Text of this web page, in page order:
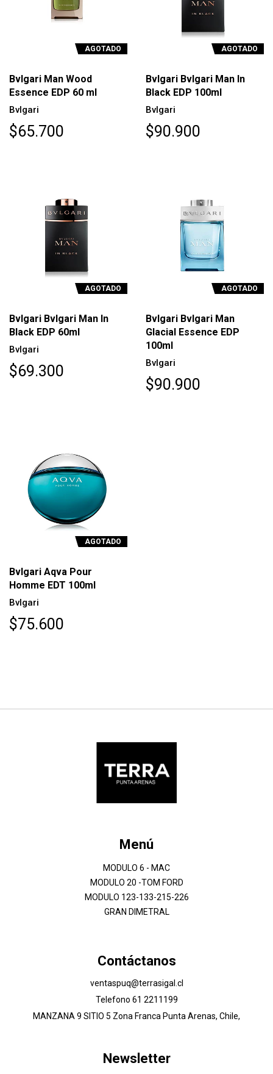
AGOTADO
Bvlgari Man Wood
Essence EDP 60 ml
Bvlgari
$65.700
AGOTADO
Bvlgari Bvlgari Man In
Black EDP 100ml
Bvlgari
$90.900
AGOTADO
Bvlgari Bvlgari Man In
Black EDP 60ml
Bvlgari
$69.300
AGOTADO
Bvlgari Bvlgari Man
Glacial Essence EDP
100ml
Bvlgari
$90.900
AGOTADO
Bvlgari Aqva Pour
Homme EDT 100ml
Bvlgari
$75.600
Menú
MODULO 6 - MAC
MODULO 20 -TOM FORD
MODULO 123-133-215-226
GRAN DIMETRAL
Contáctanos
ventaspuq@terrasigal.cl
Telefono 61 2211199
MANZANA 9 SITIO 5 Zona Franca Punta Arenas, Chile,
Newsletter